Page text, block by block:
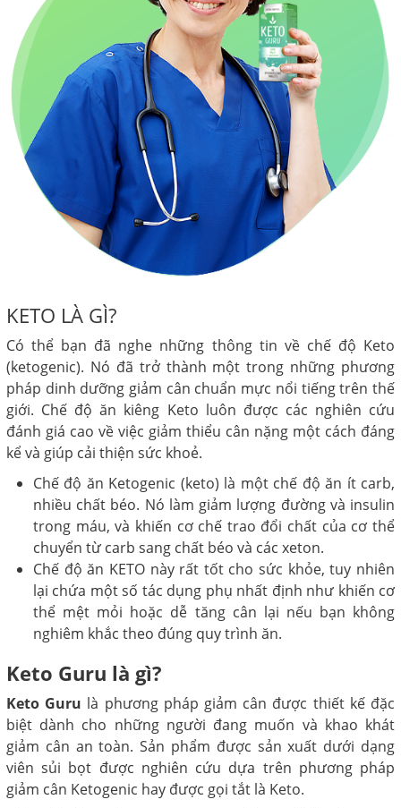
KETO LÀ GÌ?
Có thể bạn đã nghe những thông tin về chế độ Keto
(ketogenic). Nó đã trở thành một trong những phương
pháp dinh dưỡng giảm cân chuẩn mực nổi tiếng trên thế
giới. Chế độ ăn kiêng Keto luôn được các nghiên cứu
đánh giá cao về việc giảm thiểu cân nặng một cách đáng
kể và giúp cải thiện sức khoẻ.
Chế độ ăn Ketogenic (keto) là một chế độ ăn ít carb,
nhiều chất béo. Nó làm giảm lượng đường và insulin
trong máu, và khiến cơ chế trao đổi chất của cơ thể
chuyển từ carb sang chất béo và các xeton.
Chế độ ăn KETO này rất tốt cho sức khỏe, tuy nhiên
lại chứa một số tác dụng phụ nhất định như khiến cơ
thể mệt mỏi hoặc dễ tăng cân lại nếu bạn không
nghiêm khắc theo đúng quy trình ăn.
Keto Guru là gì?
Keto Guru là phương pháp giảm cân được thiết kế đặc
biệt dành cho những người đang muốn và khao khát
giảm cân an toàn. Sản phẩm được sản xuất dưới dạng
viên sủi bọt được nghiên cứu dựa trên phương pháp
giảm cân Ketogenic hay được gọi tắt là Keto.